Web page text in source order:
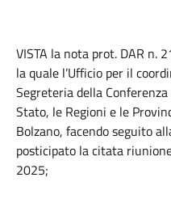
VISTA la nota prot. DAR n.
la quale l’Ufficio per il
Segreteria della
Stato, le Regioni e le
Bolzano, facendo seguito
posticipato la citata
2025;